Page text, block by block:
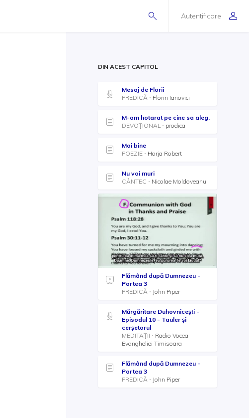
Autentificare
DIN ACEST CAPITOL
Mesaj de Florii
PREDICĂ
Florin Ianovici
M-am hotarat pe cine sa aleg.
DEVOȚIONAL
prodica
Mai bine
POEZIE
Horja Robert
Nu voi muri
CÂNTEC
Nicolae Moldoveanu
Flămând după Dumnezeu -
Partea 3
PREDICĂ
John Piper
Mărgăritare Duhovnicești -
Episodul 10 - Tauler și
cerșetorul
MEDITAȚII
Radio Vocea
Evangheliei Timisoara
Flămând după Dumnezeu -
Partea 3
PREDICĂ
John Piper